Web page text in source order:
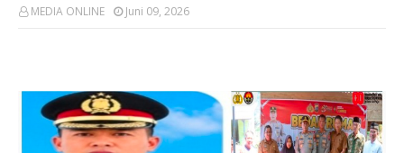
MEDIA ONLINE Juni 09, 2026